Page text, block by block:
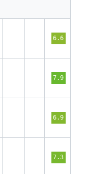
6.6
7.9
6.9
7.3